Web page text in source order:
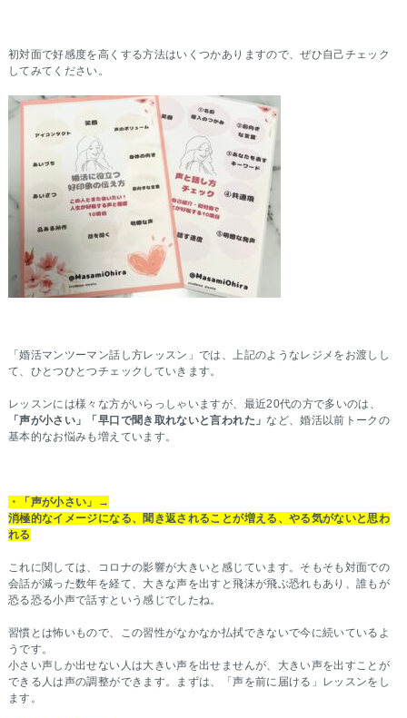
初対面で好感度を高くする方法はいくつかありますので、ぜひ自己チェック
してみてください。
「婚活マンツーマン話し方レッスン」では、上記のようなレジメをお渡しし
て、ひとつひとつチェックしていきます。
レッスンには様々な方がいらっしゃいますが、最近20代の方で多いのは、
「声が小さい」「早口で聞き取れないと言われた」 など、婚活以前トークの
基本的なお悩みも増えています。
・「声が小さい」→
消極的なイメージになる、聞き返されることが増える、やる気がないと思わ
れる
これに関しては、コロナの影響が大きいと感じています。そもそも対面での
会話が減った数年を経て、大きな声を出すと飛沫が飛ぶ恐れもあり、誰もが
恐る恐る小声で話すという感じでしたね。
習慣とは怖いもので、この習性がなかなか払拭できないで今に続いているよ
うです。
小さい声しか出せない人は大きい声を出せませんが、大きい声を出すことが
できる人は声の調整ができます。まずは、「声を前に届ける」レッスンをし
ます。